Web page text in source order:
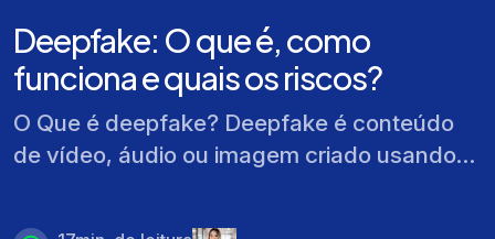
Deepfake: O que é, como
funciona e quais os riscos?
O Que é deepfake? Deepfake é conteúdo
de vídeo, áudio ou imagem criado usando